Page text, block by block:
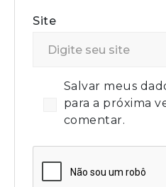
Site
Salvar meus
para a próxima
comentar.